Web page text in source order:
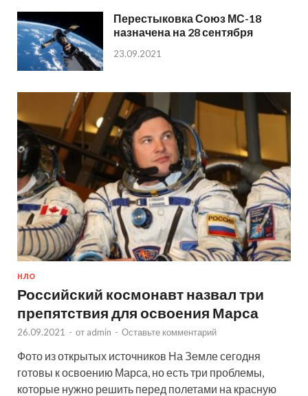
Перестыковка Союз МС-18
назначена на 28 сентября
23.09.2021
НЛО
Российский космонавт назвал три
препятствия для освоения Марса
26.09.2021 - от admin - Оставьте комментарий
Фото из открытых источников На Земле сегодня
готовы к освоению Марса, но есть три проблемы,
которые нужно решить перед полетами на красную